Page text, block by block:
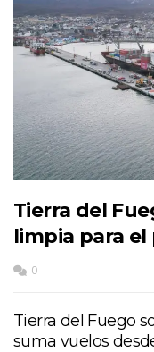
Tierra del
limpia para
0
Tierra del Fuego
suma vuelos